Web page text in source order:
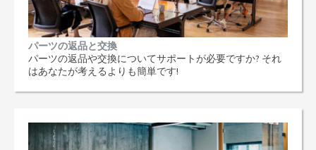
パーツの返品と交換
パーツの返品や交換についてサポートが必要ですか? それ
はあなたが考えるよりも簡単です!